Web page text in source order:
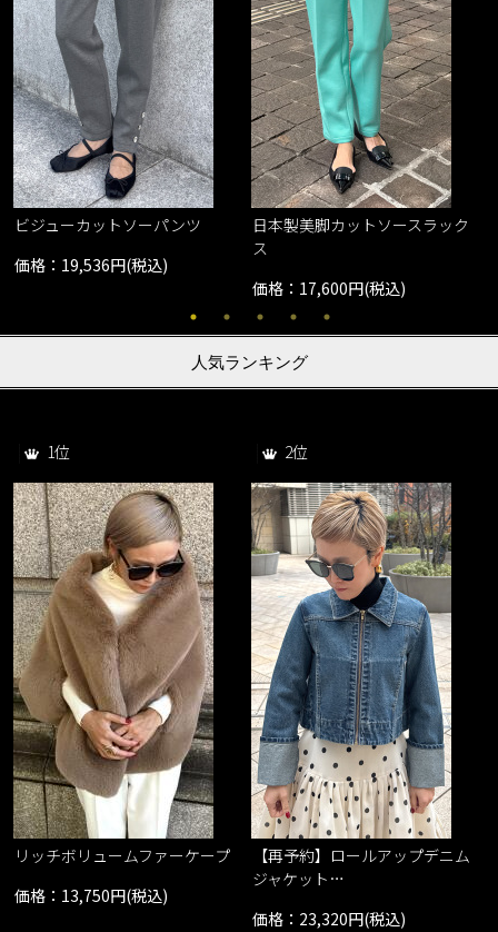
ビジューカットソーパンツ
価格：19,536円(税込)
日本製美脚カットソースラック
ス
価格：17,600円(税込)
人気ランキング
1位
リッチボリュームファーケープ
価格：13,750円(税込)
2位
【再予約】ロールアップデニム
ジャケット…
価格：23,320円(税込)